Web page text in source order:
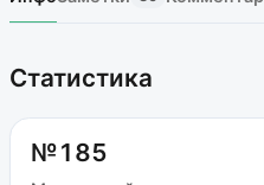
Статистика
№185